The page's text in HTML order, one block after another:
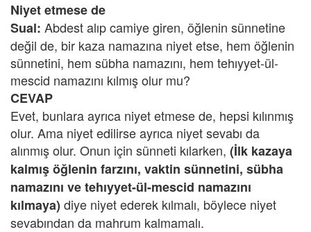
Niyet etmese de
Sual: Abdest alıp camiye giren, öğlenin sünnetine
değil de, bir kaza namazına niyet etse, hem öğlenin
sünnetini, hem sübha namazını, hem tehıyyet-ül-
mescid namazını kılmış olur mu?
CEVAP
Evet, bunlara ayrıca niyet etmese de, hepsi kılınmış
olur. Ama niyet edilirse ayrıca niyet sevabı da
alınmış olur. Onun için sünneti kılarken, (İlk kazaya
kalmış öğlenin farzını, vaktin sünnetini, sübha
namazını ve tehıyyet-ül-mescid namazını
kılmaya) diye niyet ederek kılmalı, böylece niyet
sevabından da mahrum kalmamalı.